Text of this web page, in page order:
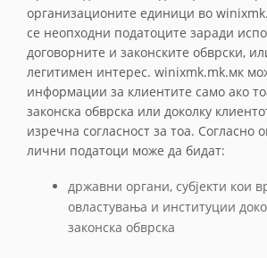
организационите единици во
се неопходни податоците заради
договорните и законските обврски,
легитимен интерес. winixmk.mk.мк
информации за клиентите само ако
законска обврска или доколку
изречна согласност за тоа. Согласно
лични податоци може да бидат:
државни органи, субјекти кои
овластувања и институции
законска обврска